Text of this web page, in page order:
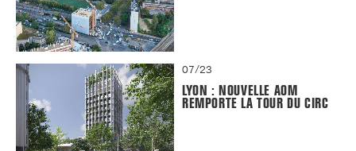
07/23
LYON : NOUVELLE AOM
REMPORTE LA TOUR DU CIRC